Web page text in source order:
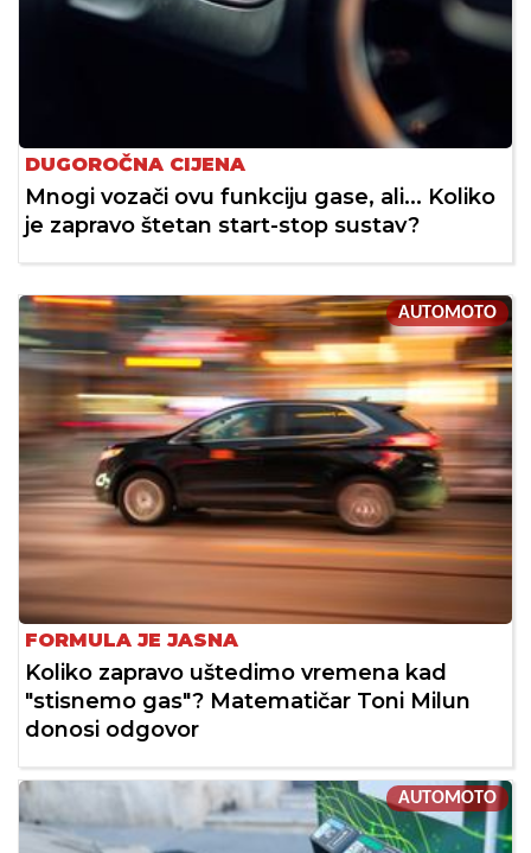
DUGOROČNA CIJENA
Mnogi vozači ovu funkciju gase, ali... Koliko
je zapravo štetan start-stop sustav?
AUTOMOTO
FORMULA JE JASNA
Koliko zapravo uštedimo vremena kad
"stisnemo gas"? Matematičar Toni Milun
donosi odgovor
AUTOMOTO